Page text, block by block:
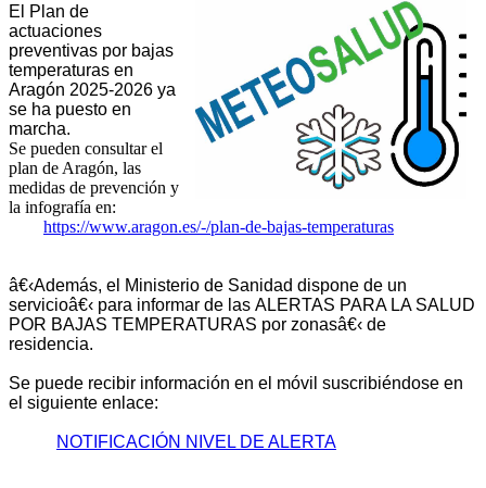
El Plan de
actuaciones
preventivas por bajas
temperaturas en
Aragón 2025-2026 ya
se ha puesto en
marcha.
Se pueden consultar el
plan de Aragón, las
medidas de prevención y
la infografía en:
https://www.aragon.es/-/plan-de-bajas-temperaturas
â€‹Además, el Ministerio de Sanidad dispone de un
servicioâ€‹ para informar de las ALERTAS PARA LA SALUD
POR BAJAS TEMPERATURAS por zonasâ€‹ de
residencia.
Se puede recibir información en el móvil suscribiéndose en
el siguiente enlace:
NOTIFICACIÓN NIVEL DE ALERTA